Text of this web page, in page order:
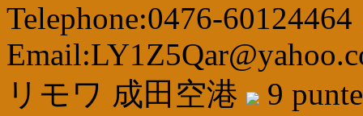
Telephone:0476-60124464
リモワ 成田空港
9